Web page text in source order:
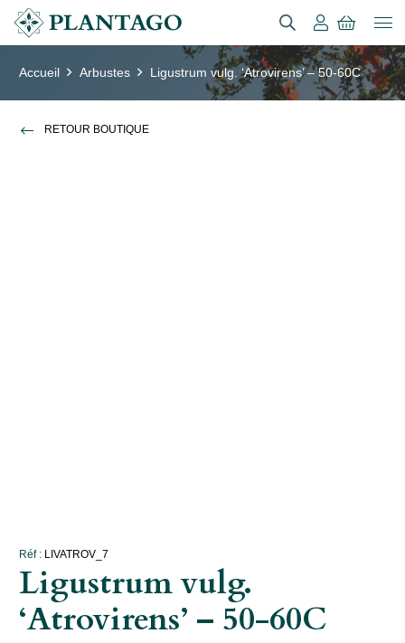
Accueil Arbustes Ligustrum vulg. ‘Atrovirens’ – 50-60C
RETOUR BOUTIQUE
Réf : LIVATROV_7
Ligustrum vulg.
‘Atrovirens’ – 50-60C